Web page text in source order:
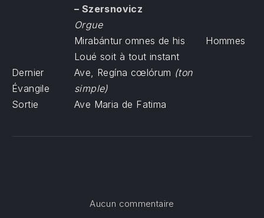
– Szersnovicz
Orgue
Mirabántur omnes de his
Hommes
Loué soit à tout instant
Dernier
Évangile
Ave, Regína cœlórum (ton
simple)
Sortie
Ave Maria de Fatima
Aucun commentaire